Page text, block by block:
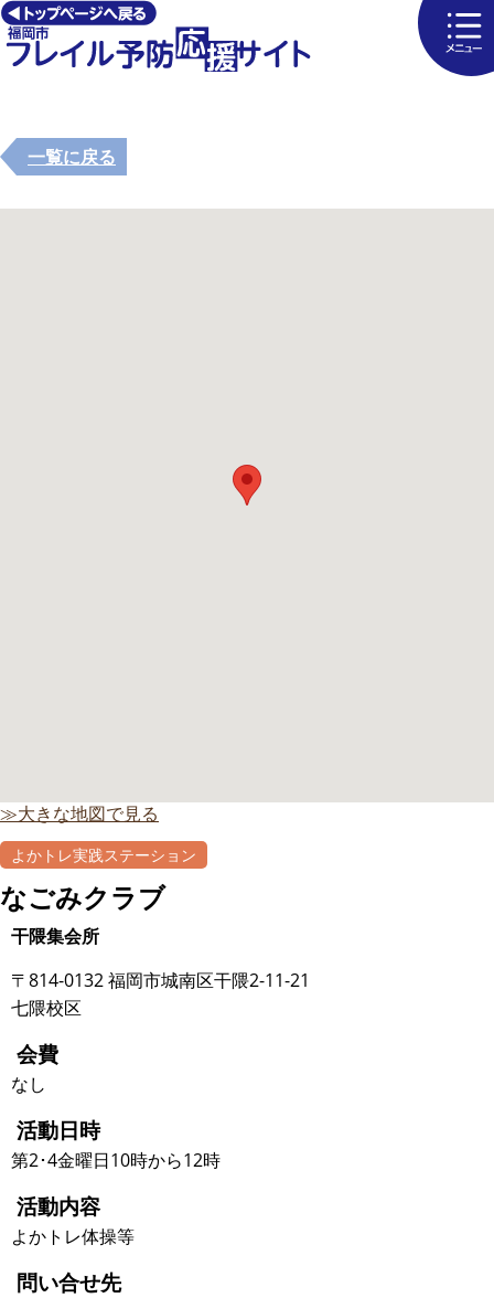
一覧に戻る
≫大きな地図で見る
よかトレ実践ステーション
なごみクラブ
干隈集会所
〒814-0132 福岡市城南区干隈2-11-21
七隈校区
会費
なし
活動日時
第2･4金曜日10時から12時
活動内容
よかトレ体操等
問い合せ先